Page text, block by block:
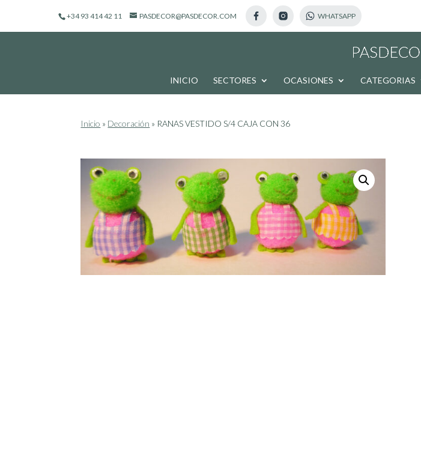
+34 93 414 42 11 PASDECOR@PASDECOR.COM
INICIO SECTORES OCASIONES CATEGORIAS
productos
Inicio » Decoración » RANAS VESTIDO S/4 CAJA CON 36